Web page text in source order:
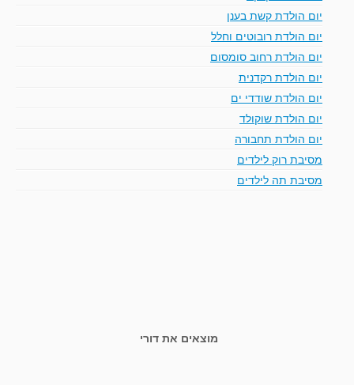
יום הולדת קשת בענן
יום הולדת רובוטים וחלל
יום הולדת רחוב סומסום
יום הולדת רקדנית
יום הולדת שודדי ים
יום הולדת שוקולד
יום הולדת תחבורה
מסיבת רוק לילדים
מסיבת תה לילדים
מוצאים את דורי